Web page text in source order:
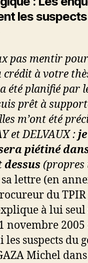
les
pas mentir
à votre
été planifié par
prêt à
m’ont été
et DELVAUX :
piétiné
(propres
lettre (en
du
à lui
novembre
les suspects du
Michel